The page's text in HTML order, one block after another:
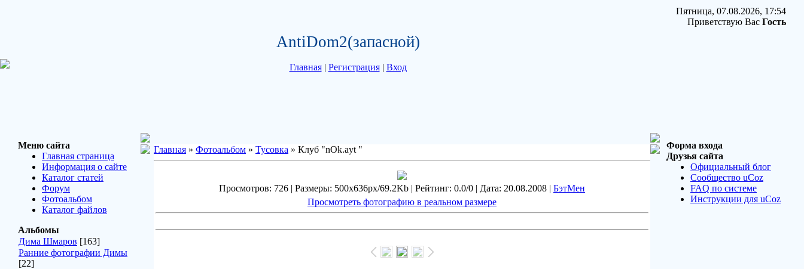
AntiDom2(запасной)
Главная| Регистрация| Вход
Пятница, 07.08.2026, 17:54
Приветствую Вас Гость
Меню сайта
Главная страница
Информация о сайте
Каталог статей
Форум
Фотоальбом
Каталог файлов
Альбомы
Дима Шмаров [163]
Ранние фотографии Димы
[22]
Главная » Фотоальбом » Тусовка » Клуб "nOk.ayt "
Просмотров: 726 | Размеры: 500x636px/69.2Kb | Рейтинг: 0.0/0 | Дата: 20.08.2008 | БэтМен
Просмотреть фотографию в реальном размере
Форма входа
Друзья сайта
Официальный блог
Сообщество uCoz
FAQ по системе
Инструкции для uCoz